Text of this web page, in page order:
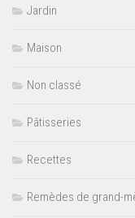
Jardin
Maison
Non classé
Pâtisseries
Recettes
Remèdes de grand-